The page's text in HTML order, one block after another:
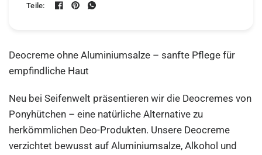
Teile:
Deocreme ohne Aluminiumsalze – sanfte Pflege für
empfindliche Haut
Neu bei Seifenwelt präsentieren wir die Deocremes von
Ponyhütchen – eine natürliche Alternative zu
herkömmlichen Deo-Produkten. Unsere Deocreme
verzichtet bewusst auf Aluminiumsalze, Alkohol und